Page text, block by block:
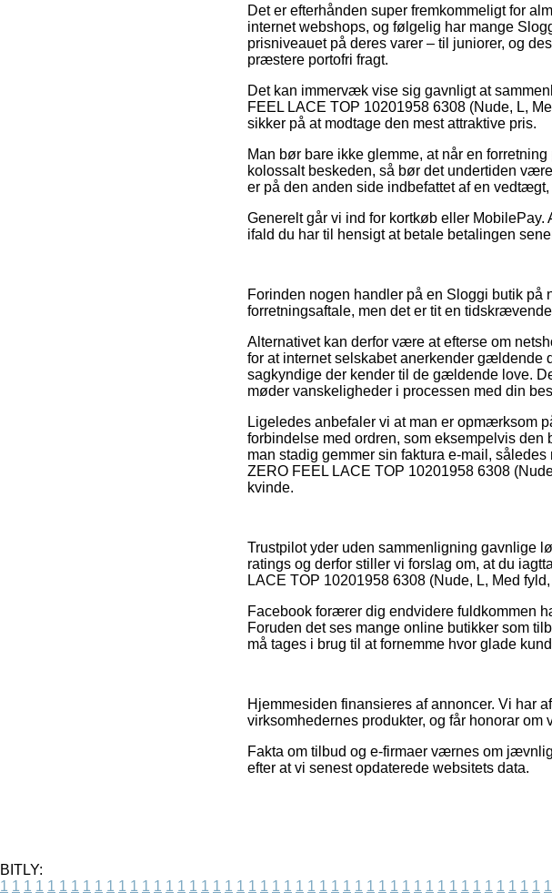
Det er efterhånden super fremkommeligt for
internet webshops, og følgelig har mange
prisniveauet på deres varer – til juniorer, og
præstere portofri fragt.
Det kan immervæk vise sig gavnligt at
FEEL LACE TOP 10201958 6308 (Nude, L,
sikker på at modtage den mest attraktive pris.
Man bør bare ikke glemme, at når en
kolossalt beskeden, så bør det undertiden
er på den anden side indbefattet af en
Generelt går vi ind for kortkøb eller
ifald du har til hensigt at betale betalingen
Forinden nogen handler på en Sloggi butik
forretningsaftale, men det er tit en
Alternativet kan derfor være at efterse om
for at internet selskabet anerkender gældende
sagkyndige der kender til de gældende love.
møder vanskeligheder i processen med din
Ligeledes anbefaler vi at man er opmærksom
forbindelse med ordren, som eksempelvis den
man stadig gemmer sin faktura e-mail,
ZERO FEEL LACE TOP 10201958 6308
kvinde.
Trustpilot yder uden sammenligning gavnlige
ratings og derfor stiller vi forslag om, at du
LACE TOP 10201958 6308 (Nude, L, Med
Facebook forærer dig endvidere fuldkommen
Foruden det ses mange online butikker som
må tages i brug til at fornemme hvor glade
Hjemmesiden finansieres af annoncer. Vi har
virksomhedernes produkter, og får honorar
Fakta om tilbud og e-firmaer værnes om
efter at vi senest opdaterede websitets data.
BITLY:
1 1 1 1 1 1 1 1 1 1 1 1 1 1 1 1 1 1 1 1 1 1 1 1 1 1 1 1 1 1 1 1 1 1 1 1 1 1 1 1 1 1 1 1 1 1 1